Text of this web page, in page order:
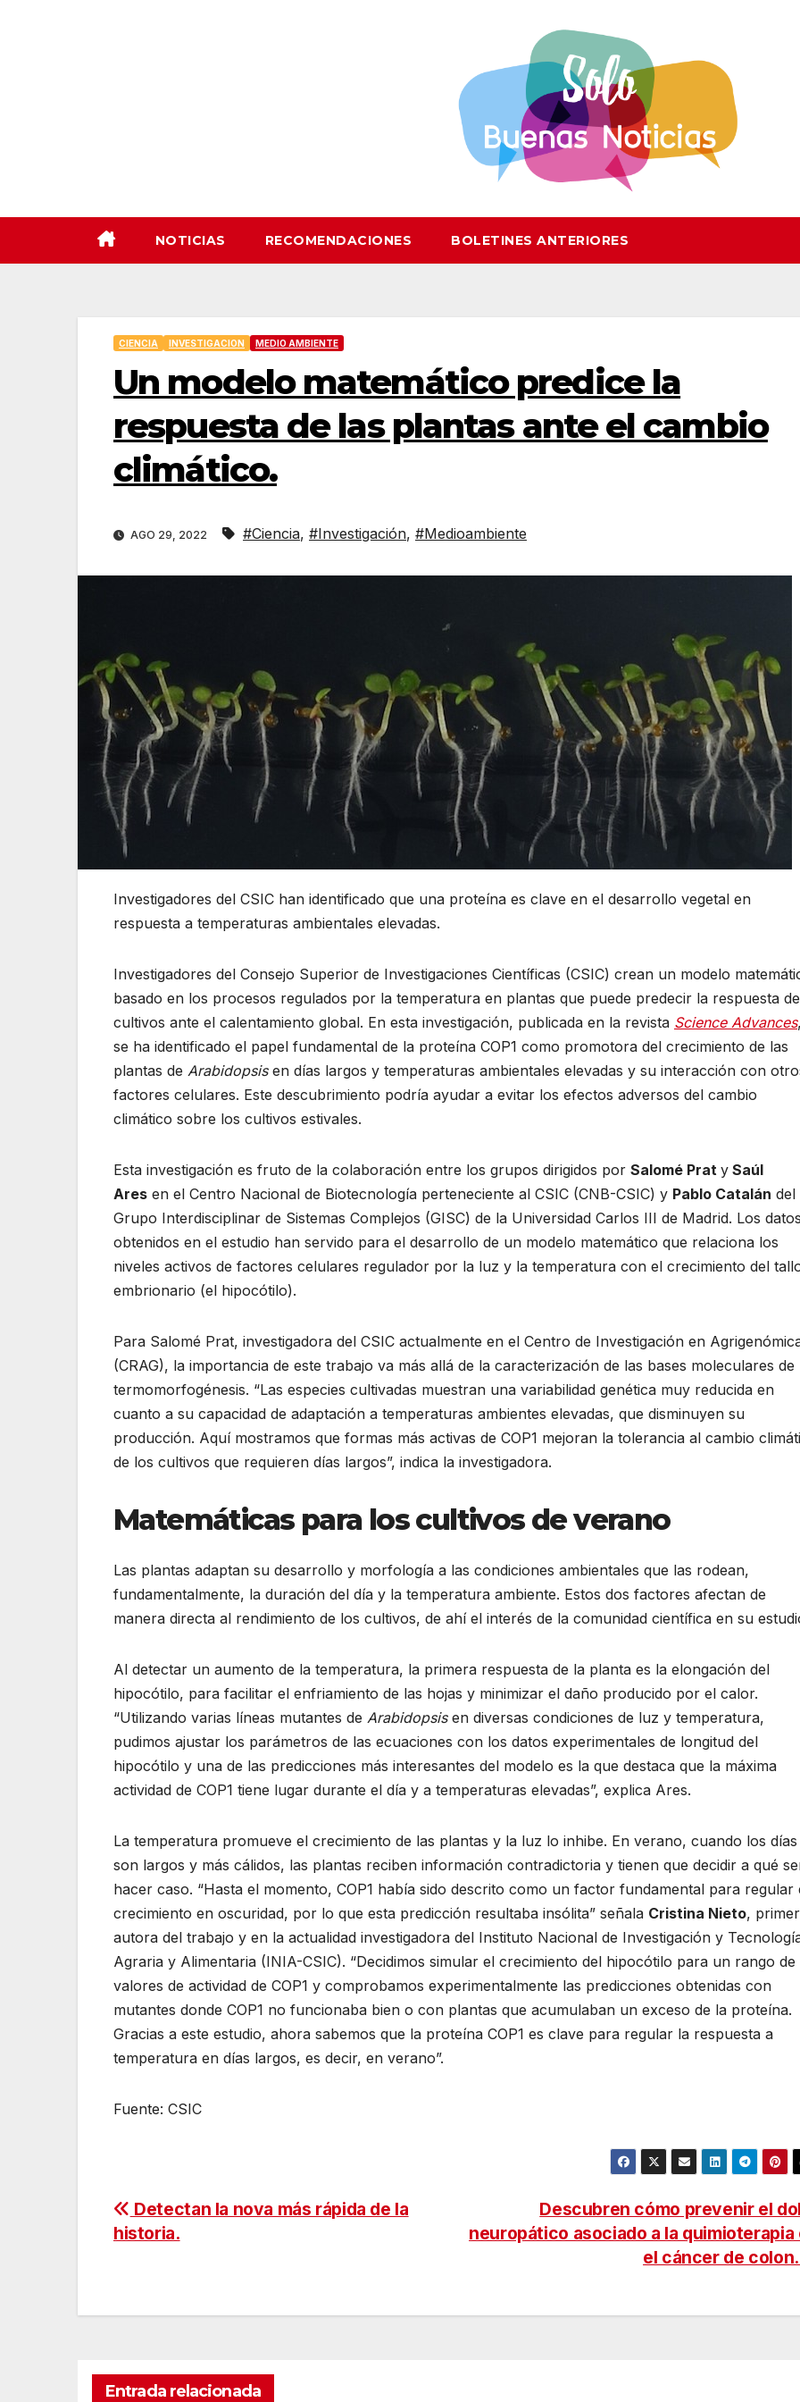
NOTICIAS RECOMENDACIONES BOLETINES ANTERIORES
CIENCIA INVESTIGACION MEDIO AMBIENTE
Un modelo matemático predice la
respuesta de las plantas ante el cambio
climático.
AGO 29, 2022 #Ciencia, #Investigación, #Medioambiente
Investigadores del CSIC han identificado que una proteína es clave en el desarrollo vegetal en
respuesta a temperaturas ambientales elevadas.
Investigadores del Consejo Superior de Investigaciones Científicas (CSIC) crean un modelo
basado en los procesos regulados por la temperatura en plantas que puede predecir la respuesta de
cultivos ante el calentamiento global. En esta investigación, publicada en la revista Science Advances,
se ha identificado el papel fundamental de la proteína COP1 como promotora del crecimiento de las
plantas de Arabidopsisen días largos y temperaturas ambientales elevadas y su interacción con
factores celulares. Este descubrimiento podría ayudar a evitar los efectos adversos del cambio
climático sobre los cultivos estivales.
Esta investigación es fruto de la colaboración entre los grupos dirigidos por Salomé Prat y Saúl
Ares en el Centro Nacional de Biotecnología perteneciente al CSIC (CNB-CSIC) y Pablo Catalán del
Grupo Interdisciplinar de Sistemas Complejos (GISC) de la Universidad Carlos III de Madrid. Los datos
obtenidos en el estudio han servido para el desarrollo de un modelo matemático que relaciona los
niveles activos de factores celulares regulador por la luz y la temperatura con el crecimiento del
embrionario (el hipocótilo).
Para Salomé Prat, investigadora del CSIC actualmente en el Centro de Investigación en
(CRAG), la importancia de este trabajo va más allá de la caracterización de las bases moleculares de
termomorfogénesis. “Las especies cultivadas muestran una variabilidad genética muy reducida en
cuanto a su capacidad de adaptación a temperaturas ambientes elevadas, que disminuyen su
producción. Aquí mostramos que formas más activas de COP1 mejoran la tolerancia al cambio
de los cultivos que requieren días largos”, indica la investigadora.
Matemáticas para los cultivos de verano
Las plantas adaptan su desarrollo y morfología a las condiciones ambientales que las rodean,
fundamentalmente, la duración del día y la temperatura ambiente. Estos dos factores afectan de
manera directa al rendimiento de los cultivos, de ahí el interés de la comunidad científica en su
Al detectar un aumento de la temperatura, la primera respuesta de la planta es la elongación del
hipocótilo, para facilitar el enfriamiento de las hojas y minimizar el daño producido por el calor.
“Utilizando varias líneas mutantes de Arabidopsis en diversas condiciones de luz y temperatura,
pudimos ajustar los parámetros de las ecuaciones con los datos experimentales de longitud del
hipocótilo y una de las predicciones más interesantes del modelo es la que destaca que la máxima
actividad de COP1 tiene lugar durante el día y a temperaturas elevadas”, explica Ares.
La temperatura promueve el crecimiento de las plantas y la luz lo inhibe. En verano, cuando los días
son largos y más cálidos, las plantas reciben información contradictoria y tienen que decidir a qué
hacer caso. “Hasta el momento, COP1 había sido descrito como un factor fundamental para regular
crecimiento en oscuridad, por lo que esta predicción resultaba insólita” señala Cristina Nieto,
autora del trabajo y en la actualidad investigadora del Instituto Nacional de Investigación y
Agraria y Alimentaria (INIA-CSIC). “Decidimos simular el crecimiento del hipocótilo para un rango de
valores de actividad de COP1 y comprobamos experimentalmente las predicciones obtenidas con
mutantes donde COP1 no funcionaba bien o con plantas que acumulaban un exceso de la proteína.
Gracias a este estudio, ahora sabemos que la proteína COP1 es clave para regular la respuesta a
temperatura en días largos, es decir, en verano”.
Fuente: CSIC
Navegación
de
Descubren cómo prevenir el
neuropático asociado a la quimioterapia
el cáncer de colon.
Detectan la nova más rápida de la
historia.
Entrada relacionada